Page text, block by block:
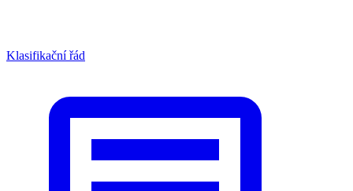
Klasifikační řád